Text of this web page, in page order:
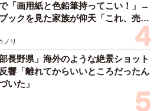
「画用紙と色鉛筆持ってこい！」→
ックを見た家族が仰天「これ、売れ
ノリ
部長野県」海外のような絶景ショット
響「離れてからいいところだったん
いた」